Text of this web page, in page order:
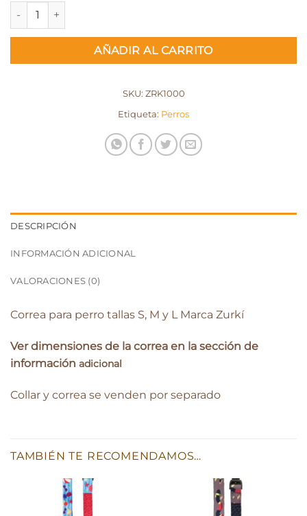
Correa Cocos cantidad
AÑADIR AL CARRITO
SKU: ZRK1000
Etiqueta: Perros
DESCRIPCIÓN
INFORMACIÓN ADICIONAL
VALORACIONES (0)
Correa para perro tallas S, M y L Marca Zurkí
Ver dimensiones de la correa en la sección de
información adicional
Collar y correa se venden por separado
TAMBIÉN TE RECOMENDAMOS…